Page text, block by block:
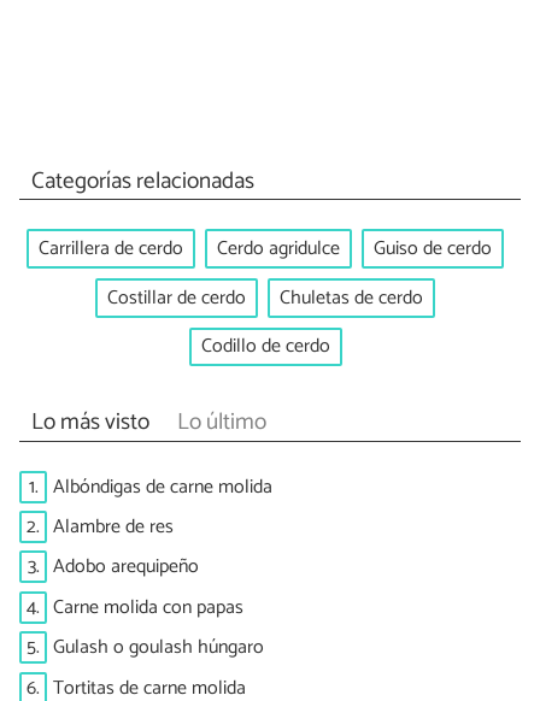
Categorías relacionadas
Carrillera de cerdo Cerdo agridulce
Guiso de cerdo
Costillar de cerdo
Chuletas de cerdo
Codillo de cerdo
Lo más visto Lo último
1. Albóndigas de carne molida
2. Alambre de res
3. Adobo arequipeño
4. Carne molida con papas
5. Gulash o goulash húngaro
6. Tortitas de carne molida